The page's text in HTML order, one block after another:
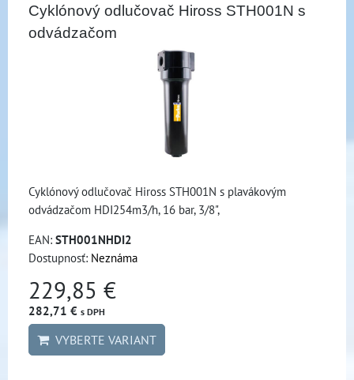
Cyklónový odlučovač Hiross STH001N s
odvádzačom
Cyklónový odlučovač Hiross STH001N s plavákovým
odvádzačom HDI254m3/h, 16 bar, 3/8",
EAN: STH001NHDI2
Dostupnosť: Neznáma
229,85 €
282,71 € s DPH
VYBERTE VARIANT